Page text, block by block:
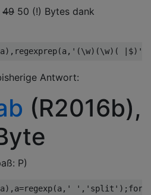
49 50 (!) Bytes dank
Antwort:
(R2016b),
P)